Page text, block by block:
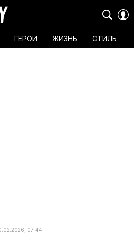
ГЕРОИ ЖИЗНЬ СТИЛЬ
07:44